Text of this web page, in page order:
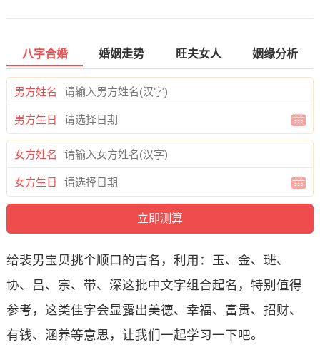
八字合婚 婚姻走势 旺夫女人 姻缘分析
男方姓名
男方生日
女方姓名
女方生日
给裴男宝贝挑个顺口的吉名，利用：玉、金、琎、
协、吕、宗、带、深这批中文字组合起名，特别值得
参考，这类佳字会显露出美德、幸福、富贵、招财、
有钱、涵养等意思，让我们一起学习一下吧。